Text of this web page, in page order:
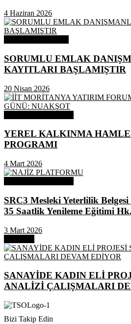
4 Haziran 2026
SORUMLU EMLAK
KAYITLARI BAŞLAMIŞTIR
20 Nisan 2026
YEREL KALKINMA
PROGRAMI
4 Mart 2026
SRC3 Mesleki Yeterlilik
35 Saatlik Yenileme Eğitimi Hk.
3 Mart 2026
SANAYİDE KADIN ELİ
ANALİZİ ÇALIŞMALARI
Bizi Takip Edin